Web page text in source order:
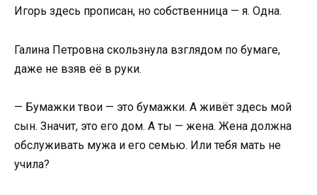
Игорь здесь прописан, но собственница — я. Одна.
Галина Петровна скользнула взглядом по бумаге,
даже не взяв её в руки.
— Бумажки твои — это бумажки. А живёт здесь мой
сын. Значит, это его дом. А ты — жена. Жена должна
обслуживать мужа и его семью. Или тебя мать не
учила?